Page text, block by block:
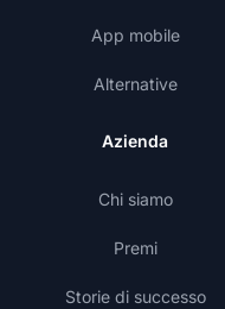
App mobile
Alternative
Azienda
Chi siamo
Premi
Storie di successo